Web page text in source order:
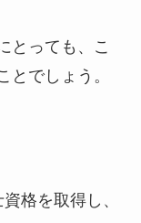
とっても、こ
とでしょう。
格を取得し、